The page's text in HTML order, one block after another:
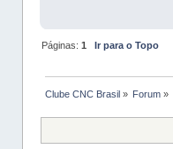
Páginas: 1 Ir para o Topo
Clube CNC Brasil» Forum »